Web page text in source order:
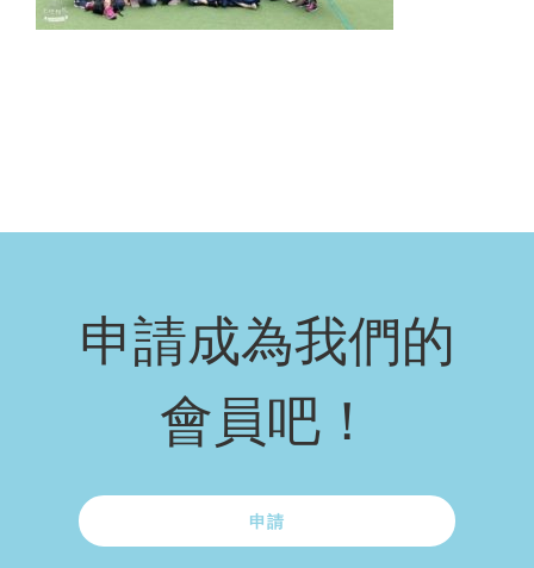
申請成為我們的
會員吧！
申請